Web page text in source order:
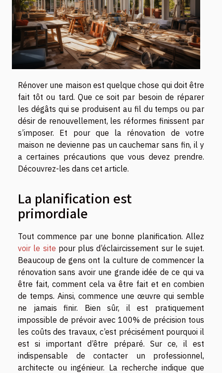
Rénover une maison est quelque chose qui doit être
fait tôt ou tard. Que ce soit par besoin de réparer
les dégâts qui se produisent au fil du temps ou par
désir de renouvellement, les réformes finissent par
s’imposer. Et pour que la rénovation de votre
maison ne devienne pas un cauchemar sans fin, il y
a certaines précautions que vous devez prendre.
Découvrez-les dans cet article.
La planification est
primordiale
Tout commence par une bonne planification. Allez
voir le site pour plus d’éclaircissement sur le sujet.
Beaucoup de gens ont la culture de commencer la
rénovation sans avoir une grande idée de ce qui va
être fait, comment cela va être fait et en combien
de temps. Ainsi, commence une œuvre qui semble
ne jamais finir. Bien sûr, il est pratiquement
impossible de prévoir avec 100% de précision tous
les coûts des travaux, c’est précisément pourquoi il
est si important d’être préparé. Sur ce, il est
indispensable de contacter un professionnel,
architecte ou ingénieur. La recherche indique que